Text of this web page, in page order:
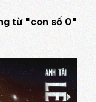
từ "con số 0"